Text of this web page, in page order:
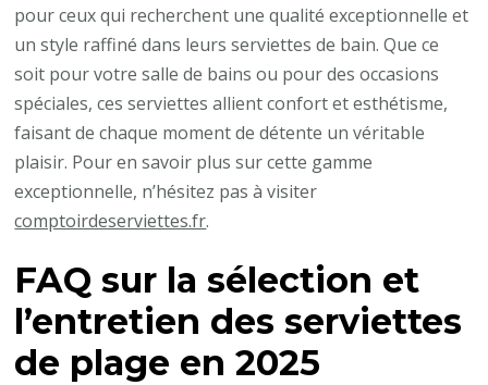
pour ceux qui recherchent une qualité exceptionnelle et
un style raffiné dans leurs serviettes de bain. Que ce
soit pour votre salle de bains ou pour des occasions
spéciales, ces serviettes allient confort et esthétisme,
faisant de chaque moment de détente un véritable
plaisir. Pour en savoir plus sur cette gamme
exceptionnelle, n’hésitez pas à visiter
comptoirdeserviettes.fr.
FAQ sur la sélection et
l’entretien des serviettes
de plage en 2025